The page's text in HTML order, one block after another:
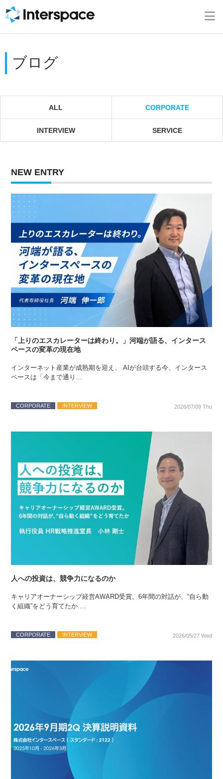
ホーム
English
ブログ
ALL CORPORATE
INTERVIEW SERVICE
NEW ENTRY
「上りのエスカレーターは終わり。」河端が語る、インタース
ペースの変革の現在地
インターネット産業が成熟期を迎え、 AIが台頭する今、インタース
ペースは「今まで通り…
CORPORATE INTERVIEW 2026/07/09 Thu
人への投資は、競争力になるのか
キャリアオーナーシップ経営AWARD受賞。6年間の対話が、“自ら動
く組織”をどう育てたか …
CORPORATE INTERVIEW 2026/05/27 Wed